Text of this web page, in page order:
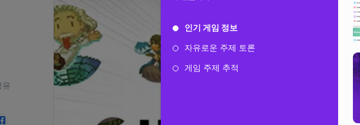
인기 게임 정보
자유로운 주제 토론
게임 주제 추적
유